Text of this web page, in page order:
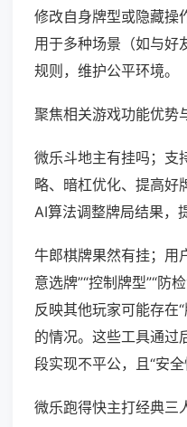
修改自身牌型或隐藏操
用于多种场景（如与好
规则，维护公平环境。
聚焦相关游戏功能优势
微乐斗地主有挂吗；支
略、暗杠优化、提高好
AI算法调整牌局结果，
牛郎棋牌果然有挂；用
意选牌”“控制牌型”“防
反映其他玩家可能存在
的情况。这些工具通过
段实现不平公，且“安全
微乐跑得快主打经典三